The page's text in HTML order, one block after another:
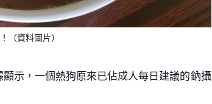
（資料圖片）
示，一個熱狗原來已佔成人每日建議的鈉攝